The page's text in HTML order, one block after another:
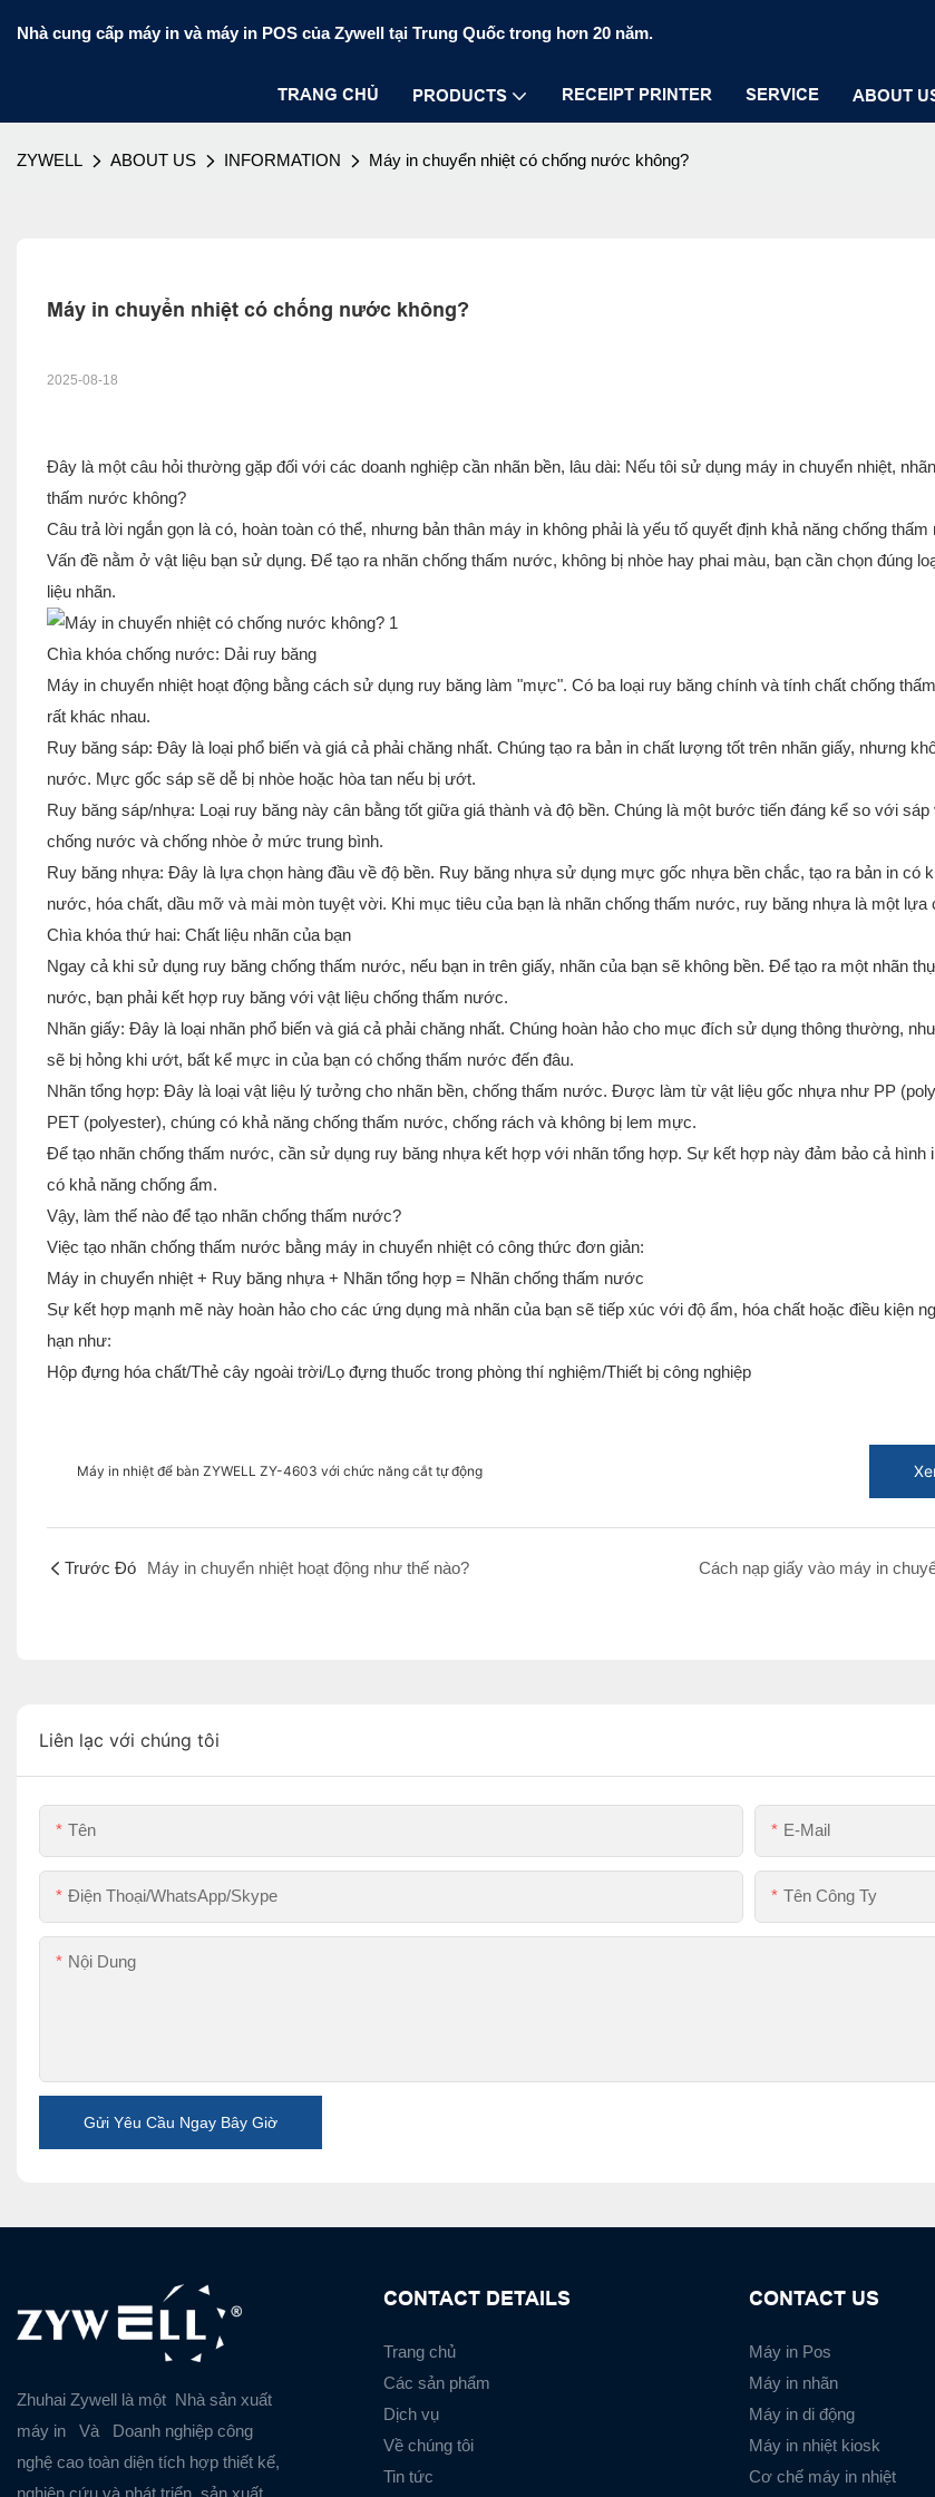
Nhà cung cấp máy in và máy in POS của Zywell tại Trung Quốc trong hơn 20 năm.
TRANG CHỦ PRODUCTS RECEIPT PRINTER SERVICE ABOUT
ZYWELL ABOUT US INFORMATION Máy in chuyển nhiệt có chống nước không?
Máy in chuyển nhiệt có chống nước không?
2025-08-18
Đây là một câu hỏi thường gặp đối với các doanh nghiệp cần nhãn bền, lâu dài: Nếu tôi sử dụng máy in chuyển nhiệt,
thấm nước không?
Câu trả lời ngắn gọn là có, hoàn toàn có thể, nhưng bản thân máy in không phải là yếu tố quyết định khả năng chống
Vấn đề nằm ở vật liệu bạn sử dụng. Để tạo ra nhãn chống thấm nước, không bị nhòe hay phai màu, bạn cần chọn đúng
liệu nhãn.
Chìa khóa chống nước: Dải ruy băng
Máy in chuyển nhiệt hoạt động bằng cách sử dụng ruy băng làm "mực". Có ba loại ruy băng chính và tính chất chống
rất khác nhau.
Ruy băng sáp: Đây là loại phổ biến và giá cả phải chăng nhất. Chúng tạo ra bản in chất lượng tốt trên nhãn giấy, nhưng
nước. Mực gốc sáp sẽ dễ bị nhòe hoặc hòa tan nếu bị ướt.
Ruy băng sáp/nhựa: Loại ruy băng này cân bằng tốt giữa giá thành và độ bền. Chúng là một bước tiến đáng kể so với sáp
chống nước và chống nhòe ở mức trung bình.
Ruy băng nhựa: Đây là lựa chọn hàng đầu về độ bền. Ruy băng nhựa sử dụng mực gốc nhựa bền chắc, tạo ra bản in có
nước, hóa chất, dầu mỡ và mài mòn tuyệt vời. Khi mục tiêu của bạn là nhãn chống thấm nước, ruy băng nhựa là một lựa
Chìa khóa thứ hai: Chất liệu nhãn của bạn
Ngay cả khi sử dụng ruy băng chống thấm nước, nếu bạn in trên giấy, nhãn của bạn sẽ không bền. Để tạo ra một nhãn
nước, bạn phải kết hợp ruy băng với vật liệu chống thấm nước.
Nhãn giấy: Đây là loại nhãn phổ biến và giá cả phải chăng nhất. Chúng hoàn hảo cho mục đích sử dụng thông thường,
sẽ bị hỏng khi ướt, bất kể mực in của bạn có chống thấm nước đến đâu.
Nhãn tổng hợp: Đây là loại vật liệu lý tưởng cho nhãn bền, chống thấm nước. Được làm từ vật liệu gốc nhựa như PP
PET (polyester), chúng có khả năng chống thấm nước, chống rách và không bị lem mực.
Để tạo nhãn chống thấm nước, cần sử dụng ruy băng nhựa kết hợp với nhãn tổng hợp. Sự kết hợp này đảm bảo cả hình
có khả năng chống ẩm.
Vậy, làm thế nào để tạo nhãn chống thấm nước?
Việc tạo nhãn chống thấm nước bằng máy in chuyển nhiệt có công thức đơn giản:
Máy in chuyển nhiệt + Ruy băng nhựa + Nhãn tổng hợp = Nhãn chống thấm nước
Sự kết hợp mạnh mẽ này hoàn hảo cho các ứng dụng mà nhãn của bạn sẽ tiếp xúc với độ ẩm, hóa chất hoặc điều kiện
hạn như:
Hộp đựng hóa chất/Thẻ cây ngoài trời/Lọ đựng thuốc trong phòng thí nghiệm/Thiết bị công nghiệp
Máy in nhiệt để bàn ZYWELL ZY-4603 với chức năng cắt tự động
Trước Đó Máy in chuyển nhiệt hoạt động như thế nào? Cách nạp giấy vào máy in
Liên lạc với chúng tôi
Tên E-Mail
Điện Thoại/WhatsApp/Skype Tên Công Ty
Nội Dung
Gửi Yêu Cầu Ngay Bây Giờ
Zhuhai Zywell là một Nhà sản xuất
máy in
Và
Doanh nghiệp công
nghệ cao toàn diện tích hợp thiết kế,
nghiên cứu và phát triển, sản xuất,
CONTACT DETAILS
Trang chủ
Các sản phẩm
Dịch vụ
Về chúng tôi
Tin tức
CONTACT US
Máy in Pos
Máy in nhãn
Máy in di động
Máy in nhiệt kiosk
Cơ chế máy in nhiệt